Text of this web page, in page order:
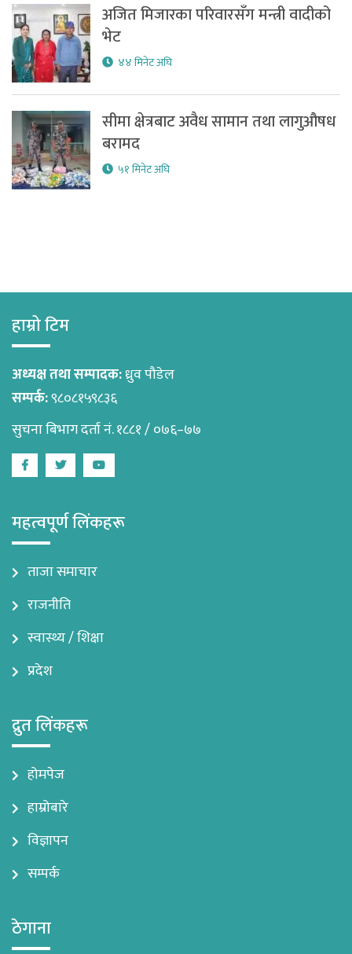
अजित मिजारका परिवारसँग मन्त्री वादीको
भेट
४४ मिनेट अघि
सीमा क्षेत्रबाट अवैध सामान तथा लागुऔषध
बरामद
५१ मिनेट अघि
हाम्रो टिम
अध्यक्ष तथा सम्पादक:ध्रुव पौडेल
सम्पर्क:९८०८१५९८३६
सुचना बिभाग दर्ता नं. १८८१ / ०७६–७७
FacebookTwitterYoutube
महत्वपूर्ण लिंकहरू
ताजा समाचार
राजनीति
स्वास्थ्य / शिक्षा
प्रदेश
द्रुत लिंकहरू
होमपेज
हाम्रोबारे
विज्ञापन
सम्पर्क
ठेगाना